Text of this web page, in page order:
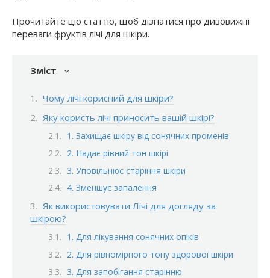
Прочитайте цю статтю, щоб дізнатися про дивовижні
переваги фруктів лічі для шкіри.
Зміст
Чому лічі корисний для шкіри?
Яку користь лічі приносить вашій шкірі?
1. Захищає шкіру від сонячних променів
2. Надає рівний тон шкірі
3. Уповільнює старіння шкіри
4. Зменшує запалення
Як використовувати Лічі для догляду за
шкірою?
1. Для лікування сонячних опіків
2. Для рівномірного тону здорової шкіри
3. Для запобігання старінню